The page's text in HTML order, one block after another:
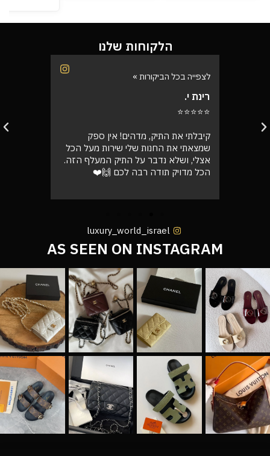
הלקוחות שלנו
לצפייה בכל הביקורות »
רינת י.
⭐⭐⭐⭐⭐
קיבלתי את התיק, מדהים! אין ספק
שמצאתי את החנות שלי שירות מעל הכל
אצלי, ושלא נדבר על התיק המעלף הזה.
הכל מדויק תודה רבה לכם 🙌❤️
luxury_world_israel
AS SEEN ON INSTAGRAM